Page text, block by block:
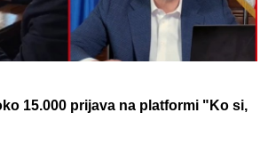
15.000 prijava na platformi "Ko si,